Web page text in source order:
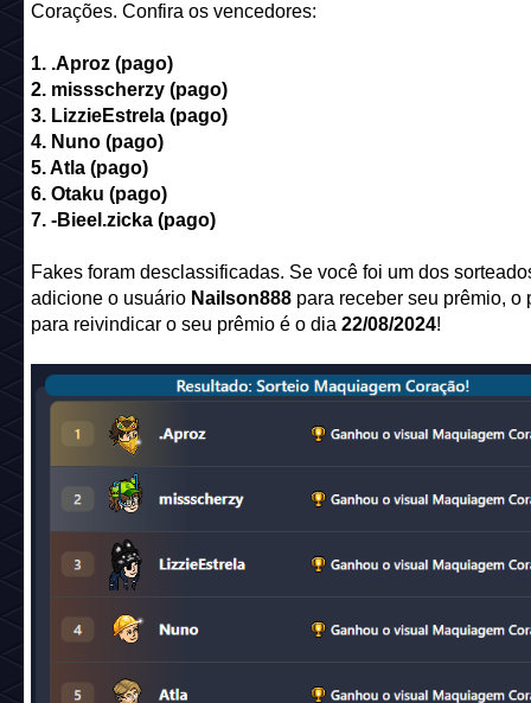
Corações. Confira os vencedores:
1. .Aproz (pago)
2. missscherzy (pago)
3. LizzieEstrela (pago)
4. Nuno (pago)
5. Atla (pago)
6. Otaku (pago)
7. -Bieel.zicka (pago)
Fakes foram desclassificadas. Se você foi um dos
adicione o usuário Nailson888 para receber seu prêmio, o
para reivindicar o seu prêmio é o dia 22/08/2024!